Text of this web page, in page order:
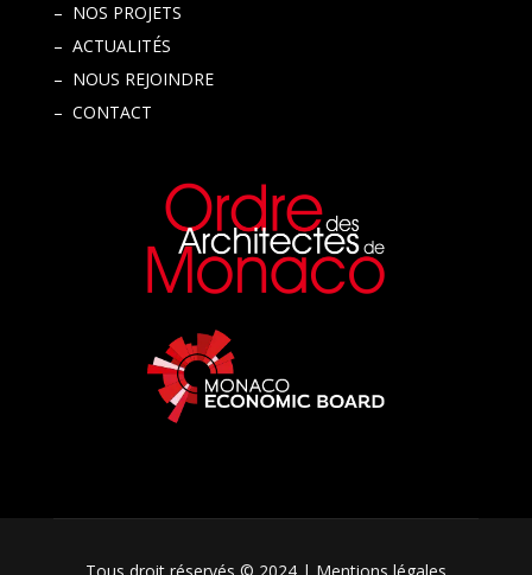
– NOS PROJETS
– ACTUALITÉS
– NOUS REJOINDRE
– CONTACT